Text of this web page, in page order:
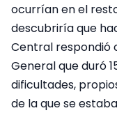
ocurrían en el
descubriría que
Central respondió
General que duró
dificultades,
de la que se